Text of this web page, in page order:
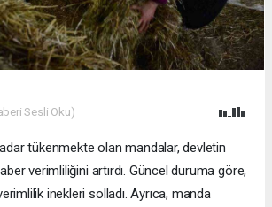
Sesli Oku)
tükenmekte olan mandalar, devletin
verimliliğini artırdı. Güncel duruma göre,
inekleri solladı. Ayrıca, manda